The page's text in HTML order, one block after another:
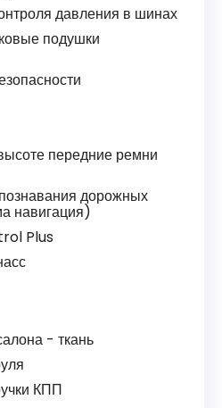
давления в шинах
подушки
передние ремни
дорожных
навигация)
Plus
- ткань
КПП